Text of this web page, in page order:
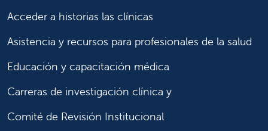
Acceder a historias las clínicas
Asistencia y recursos para profesionales de la salud
Educación y capacitación médica
Carreras de investigación clínica y
Comité de Revisión Institucional